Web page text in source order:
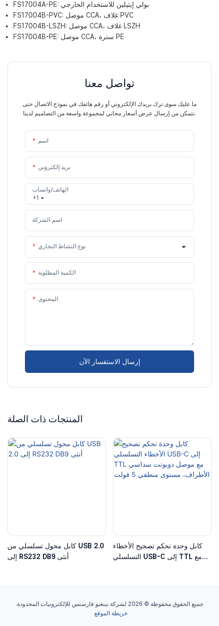
FS17004A-PE: بولي إيثيلين للاستخدام الخارجي
FS17004B-PVC: موصل CCA، غلاف PVC
FS17004B-LSZH: موصل CCA، غلاف LSZH
FS17004B-PE: موصل CCA، سترة PE
تواصل معنا
ما عليك سوى ترك بريدك الإلكتروني أو رقم هاتفك في نموذج الاتصال حتى
نتمكن من إرسال عرض أسعار مجاني لمجموعة واسعة من التصاميم لدينا.
اسم
بريد إلكتروني
+1
الهاتف/واتساب
اسم الشركة
نوع النشاط التجاري
الكمية المطلوبة
المحتوى
إرسال الاستفسار الآن
المنتجات ذات الصلة
كابل محول تسلسلي من USB 2.0
إلى RS232 DB9 أنثى
كابل وحدة تحكم تصحيح الأخطاء
التسلسلي USB-C إلى TTL مع
جميع الحقوق محفوظة © 2026 لشركة نينغبو فارسنس للإلكترونيات المحدودة.
خريطة الموقع